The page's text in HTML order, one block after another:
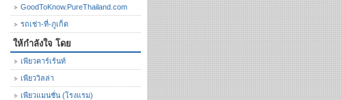
GoodToKnow.PureThailand.com
รถเช่า-ที่-ภูเก็ต
ให้กำลังใจ โดย
เพียวคาร์เร้นท์
เพียววิลล่า
เพียวแมนชั่น (โรงแรม)